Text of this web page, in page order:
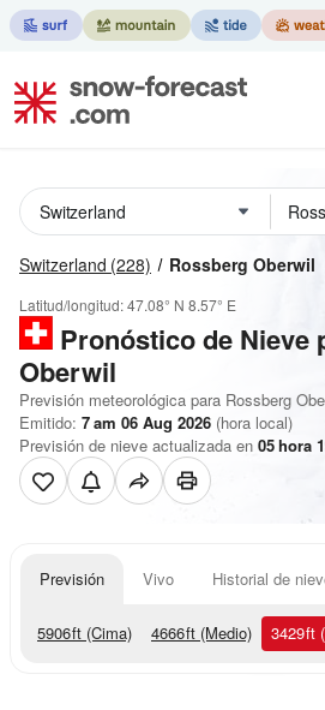
Switzerland (228) Rossberg Oberwil
Latitud/longitud:47.08° N 8.57° E
Pronóstico de Nieve
Oberwil
Previsión meteorológica para Rossberg
Emitido: 7 am 06 Aug 2026 (hora local)
Previsión de nieve actualizada en 05hora
Previsión Vivo Historial de
5906ft (Cima) 4666ft (Medio) 3429ft